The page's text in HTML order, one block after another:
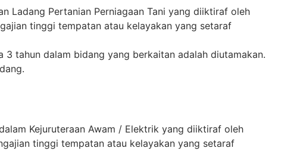
Ladang Pertanian Perniagaan Tani yang diiktiraf oleh
tinggi tempatan atau kelayakan yang setaraf
3 tahun dalam bidang yang berkaitan adalah diutamakan.
Kejuruteraan Awam / Elektrik yang diiktiraf oleh
tinggi tempatan atau kelayakan yang setaraf